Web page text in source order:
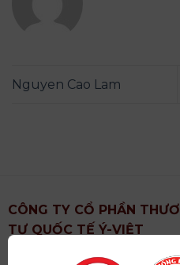
Nguyen Cao Lam
CÔNG TY CỔ PHẦN
TƯ QUỐC TẾ Ý-VIỆT
: Khu 6, Xã Hoài